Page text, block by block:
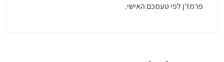
פרמז'ן לפי טעמכם האישי.